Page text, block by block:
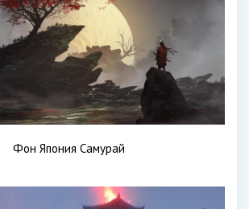
Фон Япония Самурай